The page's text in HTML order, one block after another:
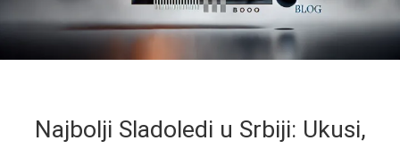
Najbolji Sladoledi u Srbiji: Ukusi,